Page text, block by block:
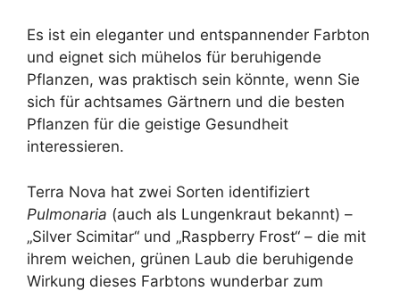
Es ist ein eleganter und entspannender Farbton
und eignet sich mühelos für beruhigende
Pflanzen, was praktisch sein könnte, wenn Sie
sich für achtsames Gärtnern und die besten
Pflanzen für die geistige Gesundheit
interessieren.
Terra Nova hat zwei Sorten identifiziert
Pulmonaria (auch als Lungenkraut bekannt) –
„Silver Scimitar“ und „Raspberry Frost“ – die mit
ihrem weichen, grünen Laub die beruhigende
Wirkung dieses Farbtons wunderbar zum